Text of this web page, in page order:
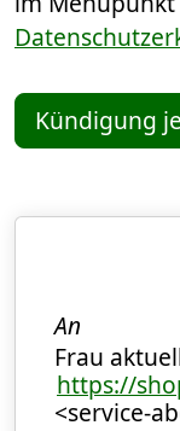
Kündigung
An
Frau
https://
<service-